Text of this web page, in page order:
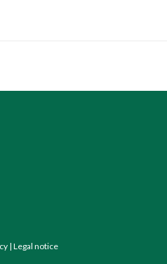
| Legal notice